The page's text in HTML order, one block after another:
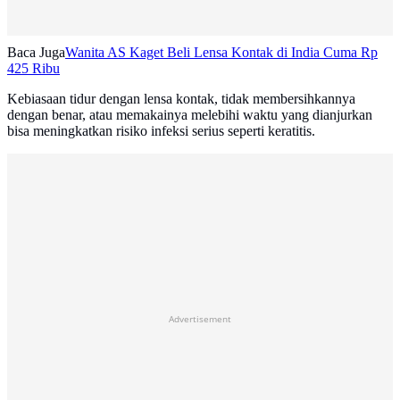
Baca JugaWanita AS Kaget Beli Lensa Kontak di India Cuma Rp
425 Ribu
Kebiasaan tidur dengan lensa kontak, tidak membersihkannya
dengan benar, atau memakainya melebihi waktu yang dianjurkan
bisa meningkatkan risiko infeksi serius seperti keratitis.
Advertisement